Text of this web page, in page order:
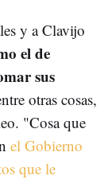
y a Clavijo
el de
sus
otras cosas,
"Cosa que
el Gobierno
que le